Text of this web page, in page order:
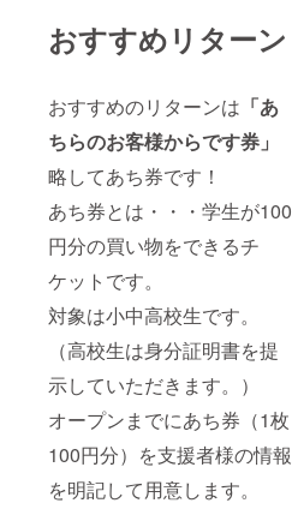
おすすめリターン
おすすめのリターンは 「あ
ちらのお客様からです券」
略してあち券です！
あち券とは・・・学生が100
円分の買い物をできるチ
ケットです。
対象は小中高校生です。
（高校生は身分証明書を提
示していただきます。）
オープンまでにあち券（1枚
100円分）を支援者様の情報
を明記して用意します。